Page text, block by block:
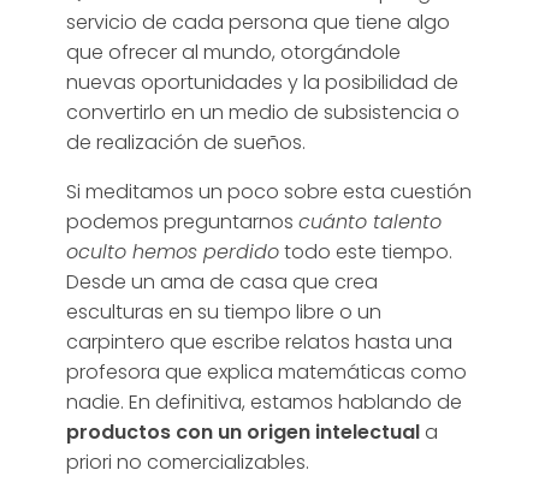
d
e
C
o
n
o
servicio de cada persona que tiene algo
que ofrecer al mundo, otorgándole
nuevas oportunidades y la posibilidad de
convertirlo en un medio de subsistencia o
de realización de sueños.
Si meditamos un poco sobre esta cuestión
podemos preguntarnos cuánto talento
oculto hemos perdidotodo este tiempo.
Desde un ama de casa que crea
esculturas en su tiempo libre o un
carpintero que escribe relatos hasta una
profesora que explica matemáticas como
nadie. En definitiva, estamos hablando de
productos con un origen intelectuala
priori no comercializables.